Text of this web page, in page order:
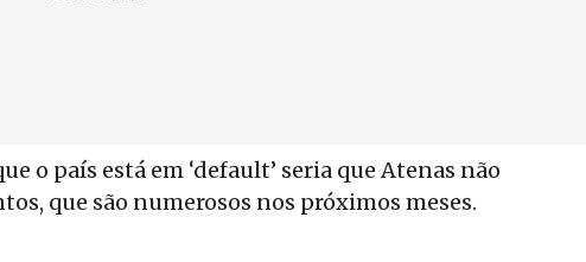
o país está em ‘default’ seria que Atenas não
que são numerosos nos próximos meses.